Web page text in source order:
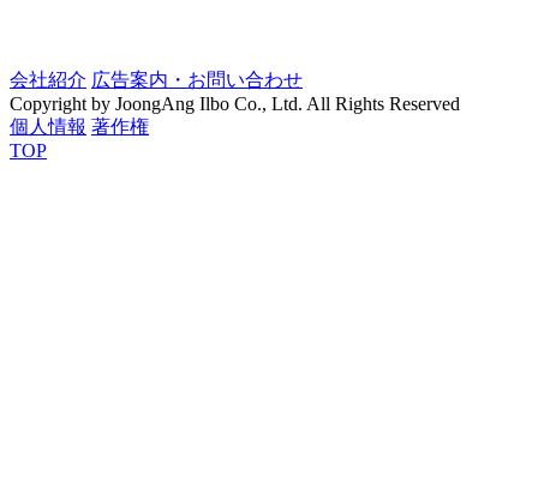
会社紹介 広告案内・お問い合わせ
Copyright by JoongAng Ilbo Co., Ltd. All Rights Reserved
個人情報 著作権
TOP